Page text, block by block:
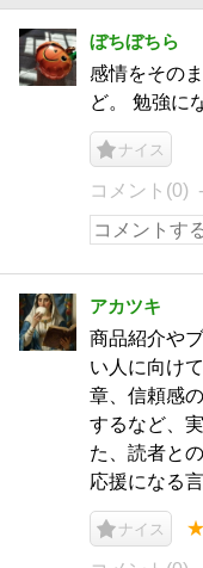
ぼちぼちら
感情をその
ど。 勉強に
ナイス
コメント(0)
アカツキ
商品紹介や
い人に向け
章、信頼感
するなど、
た、読者と
応援になる
ナイス